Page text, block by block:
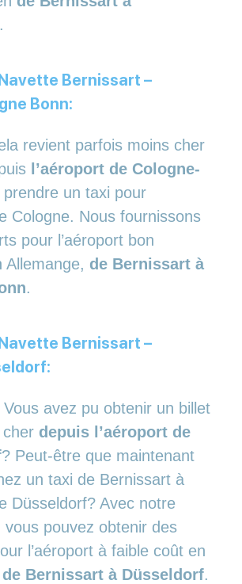
.
Bernissart –
Bonn:
revient parfois moins cher
l’aéroport de Cologne-
prendre un taxi pour
Cologne. Nous fournissons
pour l’aéroport bon
Allemange, de Bernissart à
.
Bernissart –
avez pu obtenir un billet
cher depuis l’aéroport de
? Peut-être que maintenant
un taxi de Bernissart à
Düsseldorf? Avec notre
vous pouvez obtenir des
l’aéroport à faible coût en
de Bernissart à Düsseldorf.